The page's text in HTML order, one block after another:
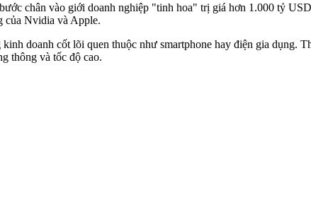
chân vào giới doanh nghiệp "tinh hoa" trị giá hơn 1.000 tỷ
của Nvidia và Apple.
doanh cốt lõi quen thuộc như smartphone hay điện gia dụng.
thông và tốc độ cao.